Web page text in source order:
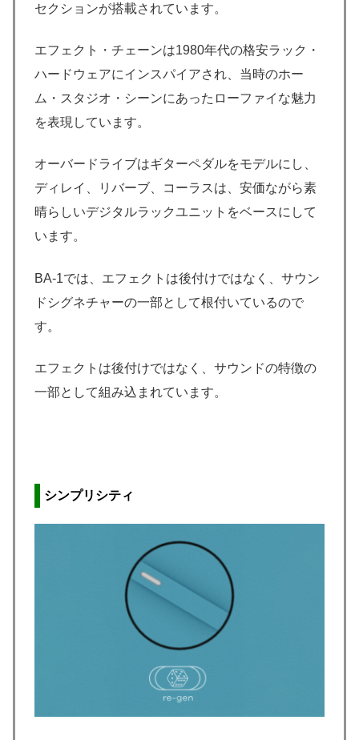
セクションが搭載されています。
エフェクト・チェーンは1980年代の格安ラック・
ハードウェアにインスパイアされ、当時のホー
ム・スタジオ・シーンにあったローファイな魅力
を表現しています。
オーバードライブはギターペダルをモデルにし、
ディレイ、リバーブ、コーラスは、安価ながら素
晴らしいデジタルラックユニットをベースにして
います。
BA-1では、エフェクトは後付けではなく、サウン
ドシグネチャーの一部として根付いているので
す。
エフェクトは後付けではなく、サウンドの特徴の
一部として組み込まれています。
シンプリシティ